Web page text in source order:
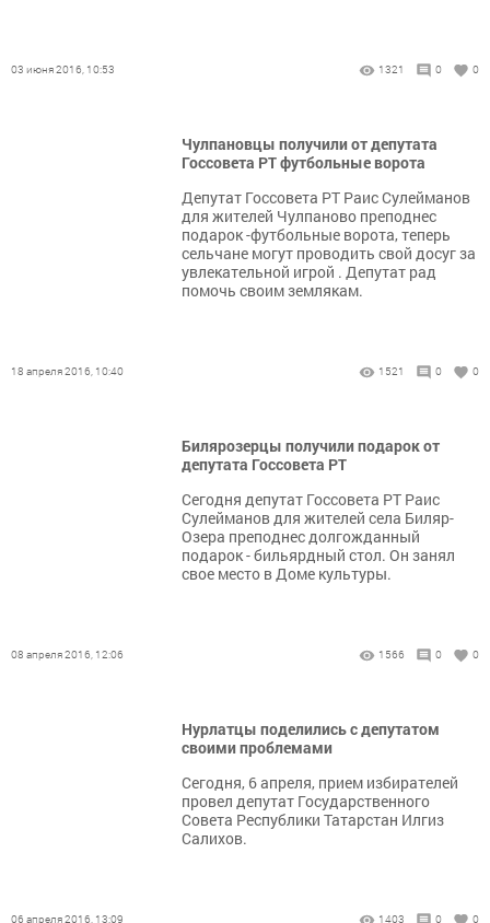
03 июня 2016, 10:53 1321 0 0
Чулпановцы получили от депутата
Госсовета РТ футбольные ворота
Депутат Госсовета РТ Раис Сулейманов
для жителей Чулпаново преподнес
подарок -футбольные ворота, теперь
сельчане могут проводить свой досуг за
увлекательной игрой . Депутат рад
помочь своим землякам.
18 апреля 2016, 10:40 1521 0 0
Билярозерцы получили подарок от
депутата Госсовета РТ
Сегодня депутат Госсовета РТ Раис
Сулейманов для жителей села Биляр-
Озера преподнес долгожданный
подарок - бильярдный стол. Он занял
свое место в Доме культуры.
08 апреля 2016, 12:06 1566 0 0
Нурлатцы поделились с депутатом
своими проблемами
Сегодня, 6 апреля, прием избирателей
провел депутат Государственного
Совета Республики Татарстан Илгиз
Салихов.
06 апреля 2016, 13:09 1403 0 0